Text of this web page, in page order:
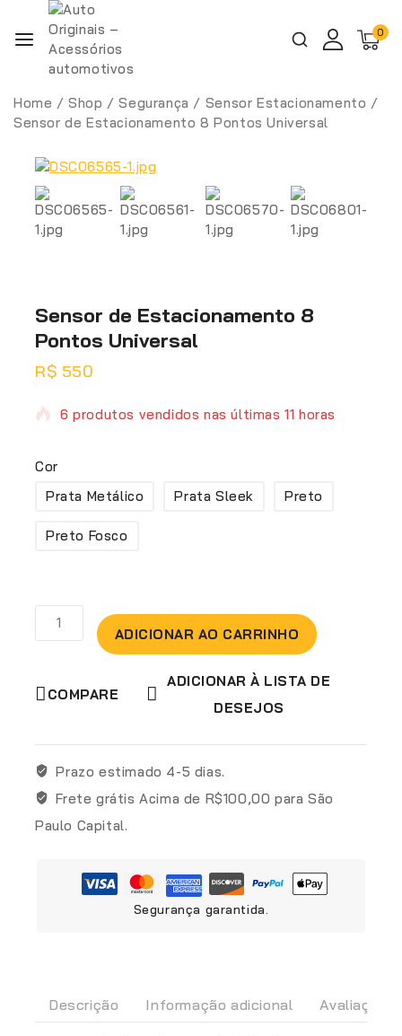
0
Home / Shop / Segurança / Sensor Estacionamento /
Sensor de Estacionamento 8 Pontos Universal
Sensor de Estacionamento 8
Pontos Universal
R$ 550
6 produtos vendidos nas últimas 11 horas
Cor
Prata Metálico
Prata Sleek Preto
Preto Fosco
ADICIONAR AO CARRINHO
COMPARE
ADICIONAR À LISTA DE
DESEJOS
Prazo estimado 4-5 dias.
Frete grátis Acima de R$100,00 para São
Paulo Capital.
Segurança garantida.
Descrição Informação adicional